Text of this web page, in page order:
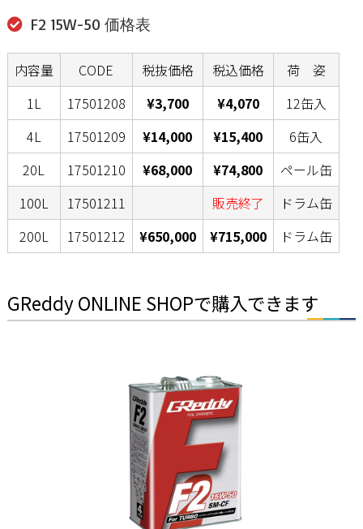
F2 15W-50 価格表
内容量 CODE 税抜価格 税込価格
荷 姿
1L
17501208 ¥3,700 ¥4,070
12缶入
4L
17501209 ¥14,000 ¥15,400
6缶入
20L
17501210 ¥68,000 ¥74,800
ペール缶
100L
17501211 販売終了
ドラム缶
200L
17501212 ¥650,000 ¥715,000 ドラム缶
GReddy ONLINE SHOPで購入できます